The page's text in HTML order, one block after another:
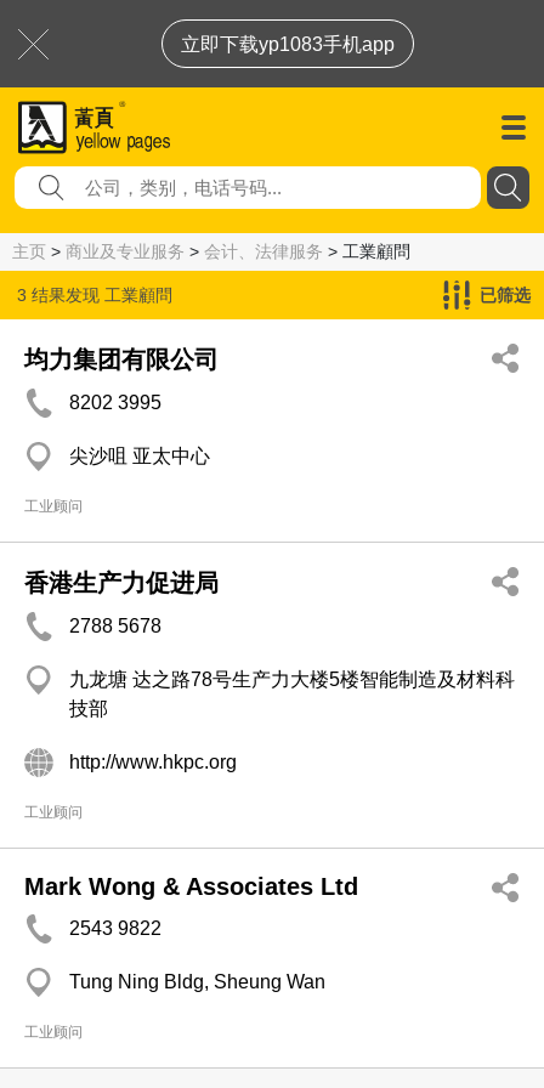
立即下载yp1083手机app
主页 > 商业及专业服务 > 会计、法律服务 > 工業顧問
3 结果发现 工業顧問 已筛选
均力集团有限公司
8202 3995
尖沙咀 亚太中心
工业顾问
香港生产力促进局
2788 5678
九龙塘 达之路78号生产力大楼5楼智能制造及材料科
技部
http://www.hkpc.org
工业顾问
Mark Wong & Associates Ltd
2543 9822
Tung Ning Bldg, Sheung Wan
工业顾问